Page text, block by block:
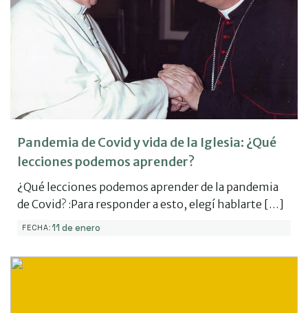
Pandemia de Covid y vida de la Iglesia: ¿Qué
lecciones podemos aprender?
¿Qué lecciones podemos aprender de la pandemia
de Covid? :Para responder a esto, elegí hablarte […]
FECHA:11 de enero